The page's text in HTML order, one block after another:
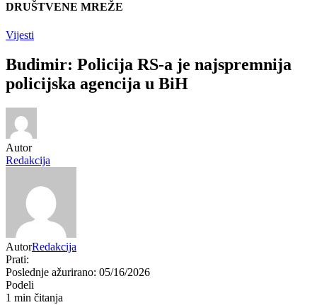
DRUŠTVENE MREŽE
Vijesti
Budimir: Policija RS-a je najspremnija
policijska agencija u BiH
Autor
Redakcija
AutorRedakcija
Prati:
Poslednje ažurirano: 05/16/2026
Podeli
1 min čitanja